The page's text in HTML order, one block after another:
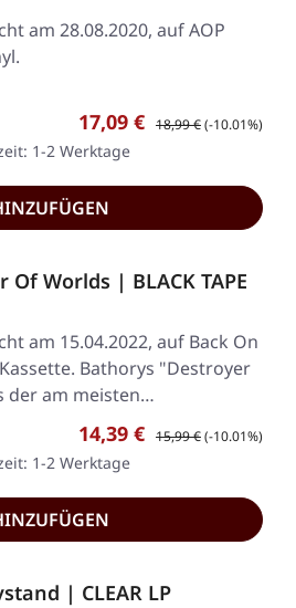
am 28.08.2020, auf AOP
Verkaufspreis:
17,09 € Regulärer Preis:
18,99 €(-10.01%)
1-2 Werktage
Of Worlds | BLACK TAPE
am 15.04.2022, auf Back On
Bathorys "Destroyer
der am meisten…
Verkaufspreis:
14,39 € Regulärer Preis:
15,99 €(-10.01%)
1-2 Werktage
| CLEAR LP